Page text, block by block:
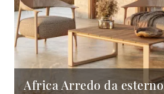
Africa Arredo da esterno